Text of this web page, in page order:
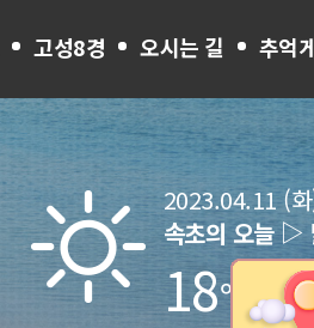
고성8경 오시는 길 추억
2023.04.11 (
속초의 오늘▷
18℃